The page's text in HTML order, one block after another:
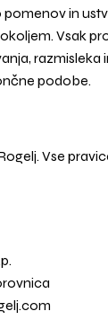
in
Vsak
razmisleka
podobe.
Vse